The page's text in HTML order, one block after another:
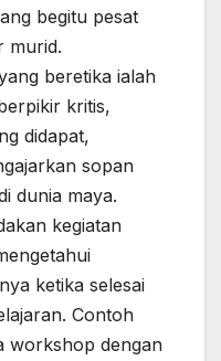
begitu pesat
murid.
beretika ialah
kritis,
didapat,
sopan
dunia maya.
kegiatan
ketika selesai
Contoh
workshop dengan